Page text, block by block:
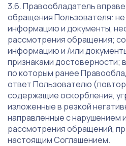
Правообладатель
обращения Пользователя:
информацию и документы,
рассмотрения обращения;
информацию и /или
признаками достоверности;
по которым ранее
ответ Пользователю
содержащие оскорбления,
изложенные в резкой
направленные с нарушением
рассмотрения обращений,
настоящим Соглашением.